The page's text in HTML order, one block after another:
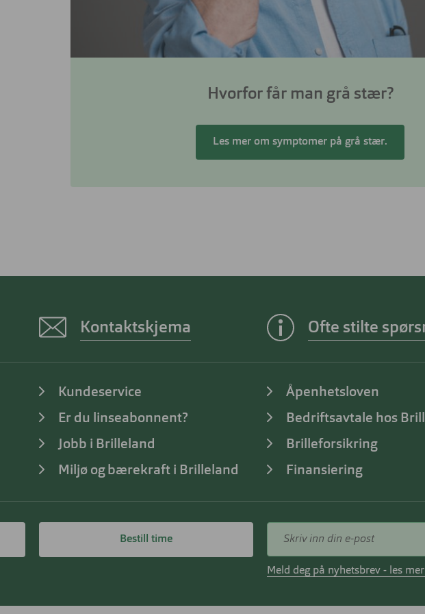
Hvorfor får man grå stær?
Les mer om symptomer på grå stær.
Kontaktskjema Ofte stilte
Kundeservice
Er du linseabonnent?
Jobb i Brilleland
Miljø og bærekraft i Brilleland
Åpenhetsloven
Bedriftsavtale hos
Brilleforsikring
Finansiering
Bestill time
Meld deg på nyhetsbrev - les